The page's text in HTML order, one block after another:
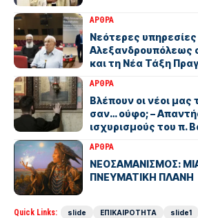
ΑΡΘΡΑ
Νεότερες υπηρεσίες
Αλεξανδρουπόλεως
και τη Νέα Τάξη
ΑΡΘΡΑ
Βλέπουν οι νέοι μας
σαν… ούφο; –
ισχυρισμούς του π.
ΑΡΘΡΑ
ΝΕΟΣΑΜΑΝΙΣΜΟΣ:
ΠΝΕΥΜΑΤΙΚΗ ΠΛΑΝΗ
Quick Links: slide ΕΠΙΚΑΙΡΟΤΗΤΑ slide1